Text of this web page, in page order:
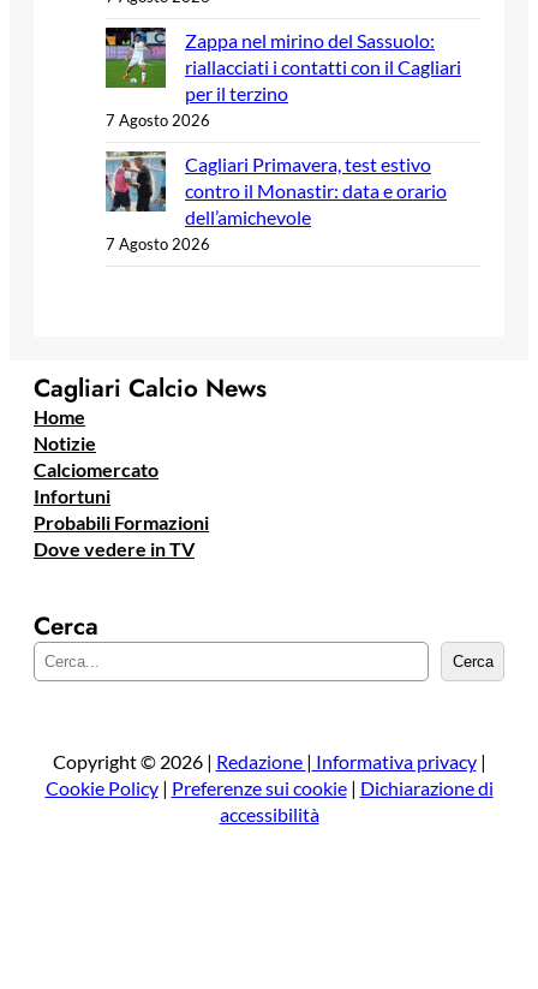
Zappa nel mirino del Sassuolo:
riallacciati i contatti con il Cagliari
per il terzino
7 Agosto 2026
Cagliari Primavera, test estivo
contro il Monastir: data e orario
dell’amichevole
7 Agosto 2026
Cagliari Calcio News
Home
Notizie
Calciomercato
Infortuni
Probabili Formazioni
Dove vedere in TV
Cerca
e
a
Cerca
Copyright © 2026 | Redazione | Informativa privacy|
Cookie Policy| Preferenze sui cookie| Dichiarazione di
accessibilità